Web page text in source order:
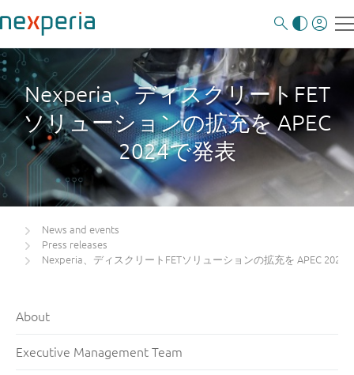
Nexperia、ディスクリートFET
ソリューションの拡充を APEC
2024で発表
News and events
Press releases
Nexperia、ディスクリートFETソリューションの拡充を APEC 2024
About
Executive Management Team